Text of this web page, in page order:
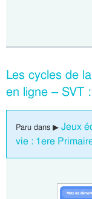
Les cycles de
en ligne – SVT
Paru dans ▶ Jeux
vie : 1ere